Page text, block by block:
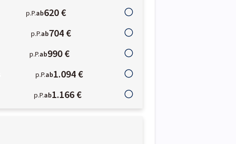
p.P.ab620 €
p.P.ab704 €
p.P.ab990 €
p.P.ab1.094 €
p.P.ab1.166 €